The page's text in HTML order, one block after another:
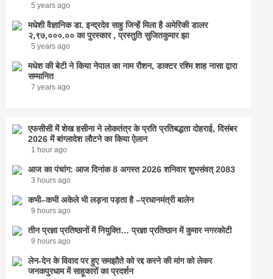
5 years ago
मधेशी वैज्ञानिक डा. इन्द्रदेव साहु जिन्हें मिला है अमेरिकी डालर
२,९७,०००.०० का पुरस्कार , प्रस्तुति सुजितकुमार झा
5 years ago
मधेश की बेटी ने किया नेपाल का नाम राैशन, डाक्टर रश्मि शाह नासा द्वारा
सम्मानित
7 years ago
एफसीसी में शेख हसीना ने लोकतंत्र के प्रति प्रतिबद्धता दोहराई, दिसंबर
2026 में बांग्लादेश लौटने का किया ऐलान
1 hour ago
आज का पंचांग: आज दिनांक 8 अगस्त 2026 शनिवार शुभसंवत् 2083
3 hours ago
कभी–कभी अकेले भी लड़ना पड़ता है –प्रधानमंत्री बालेन
9 hours ago
तीन प्रज्ञा प्रतिष्ठानों में नियुक्ति… प्रज्ञा प्रतिष्ठान में कुमार नगरकोटी
9 hours ago
लेन-देन के विवाद पर हुए समझौते को रद्द करने की मांग को लेकर
जनकपुरधाम में साहूकारों का प्रदर्शन